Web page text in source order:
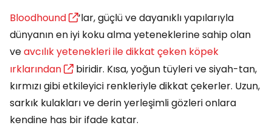
Bloodhound
’lar, güçlü ve dayanıklı yapılarıyla
dünyanın en iyi koku alma yeteneklerine sahip olan
veavcılık yetenekleri ile dikkat çeken köpek
ırklarından
biridir. Kısa, yoğun tüyleri ve siyah-tan,
kırmızı gibi etkileyici renkleriyle dikkat çekerler. Uzun,
sarkık kulakları ve derin yerleşimli gözleri onlara
kendine has bir ifade katar.